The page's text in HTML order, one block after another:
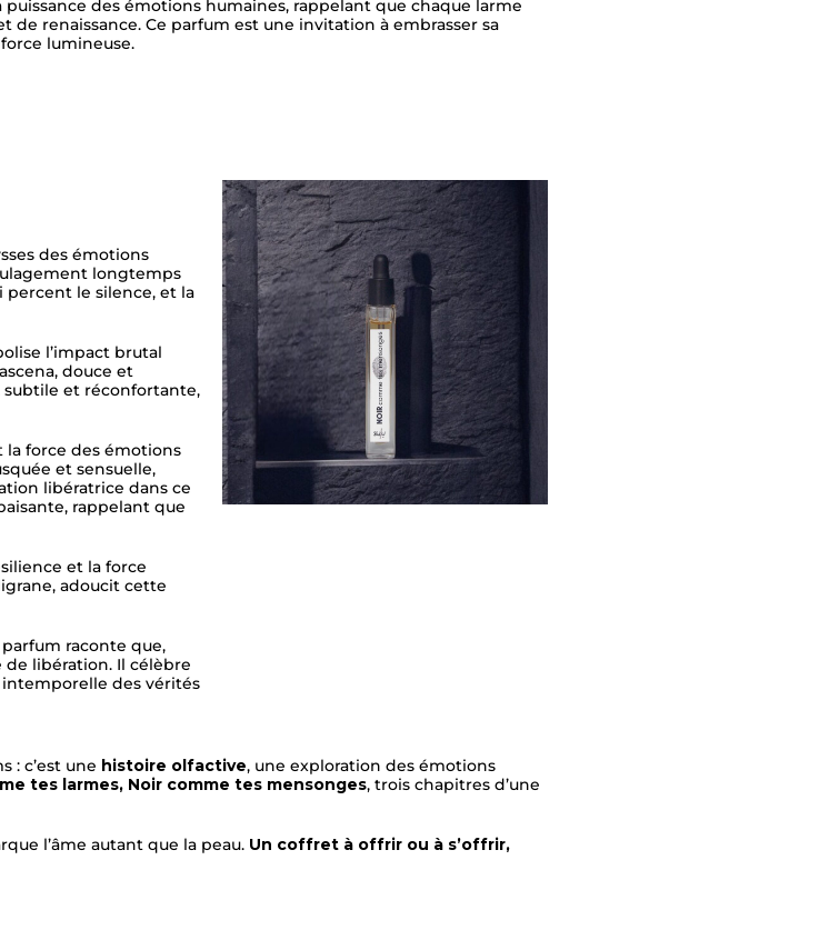
des émotions humaines, rappelant que chaque larme
de renaissance. Ce parfum est une invitation à embrasser sa
lumineuse.
des émotions
longtemps
percent le silence, et la
l’impact brutal
douce et
subtile et réconfortante,
la force des émotions
et sensuelle,
libératrice dans ce
rappelant que
et la force
adoucit cette
raconte que,
libération. Il célèbre
intemporelle des vérités
: c’est une histoire olfactive, une exploration des émotions
tes larmes, Noir comme tes mensonges, trois chapitres d’une
l’âme autant que la peau. Un coffret à offrir ou à s’offrir,